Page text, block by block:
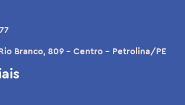
Branco, 809 - Centro - Petrolina/PE